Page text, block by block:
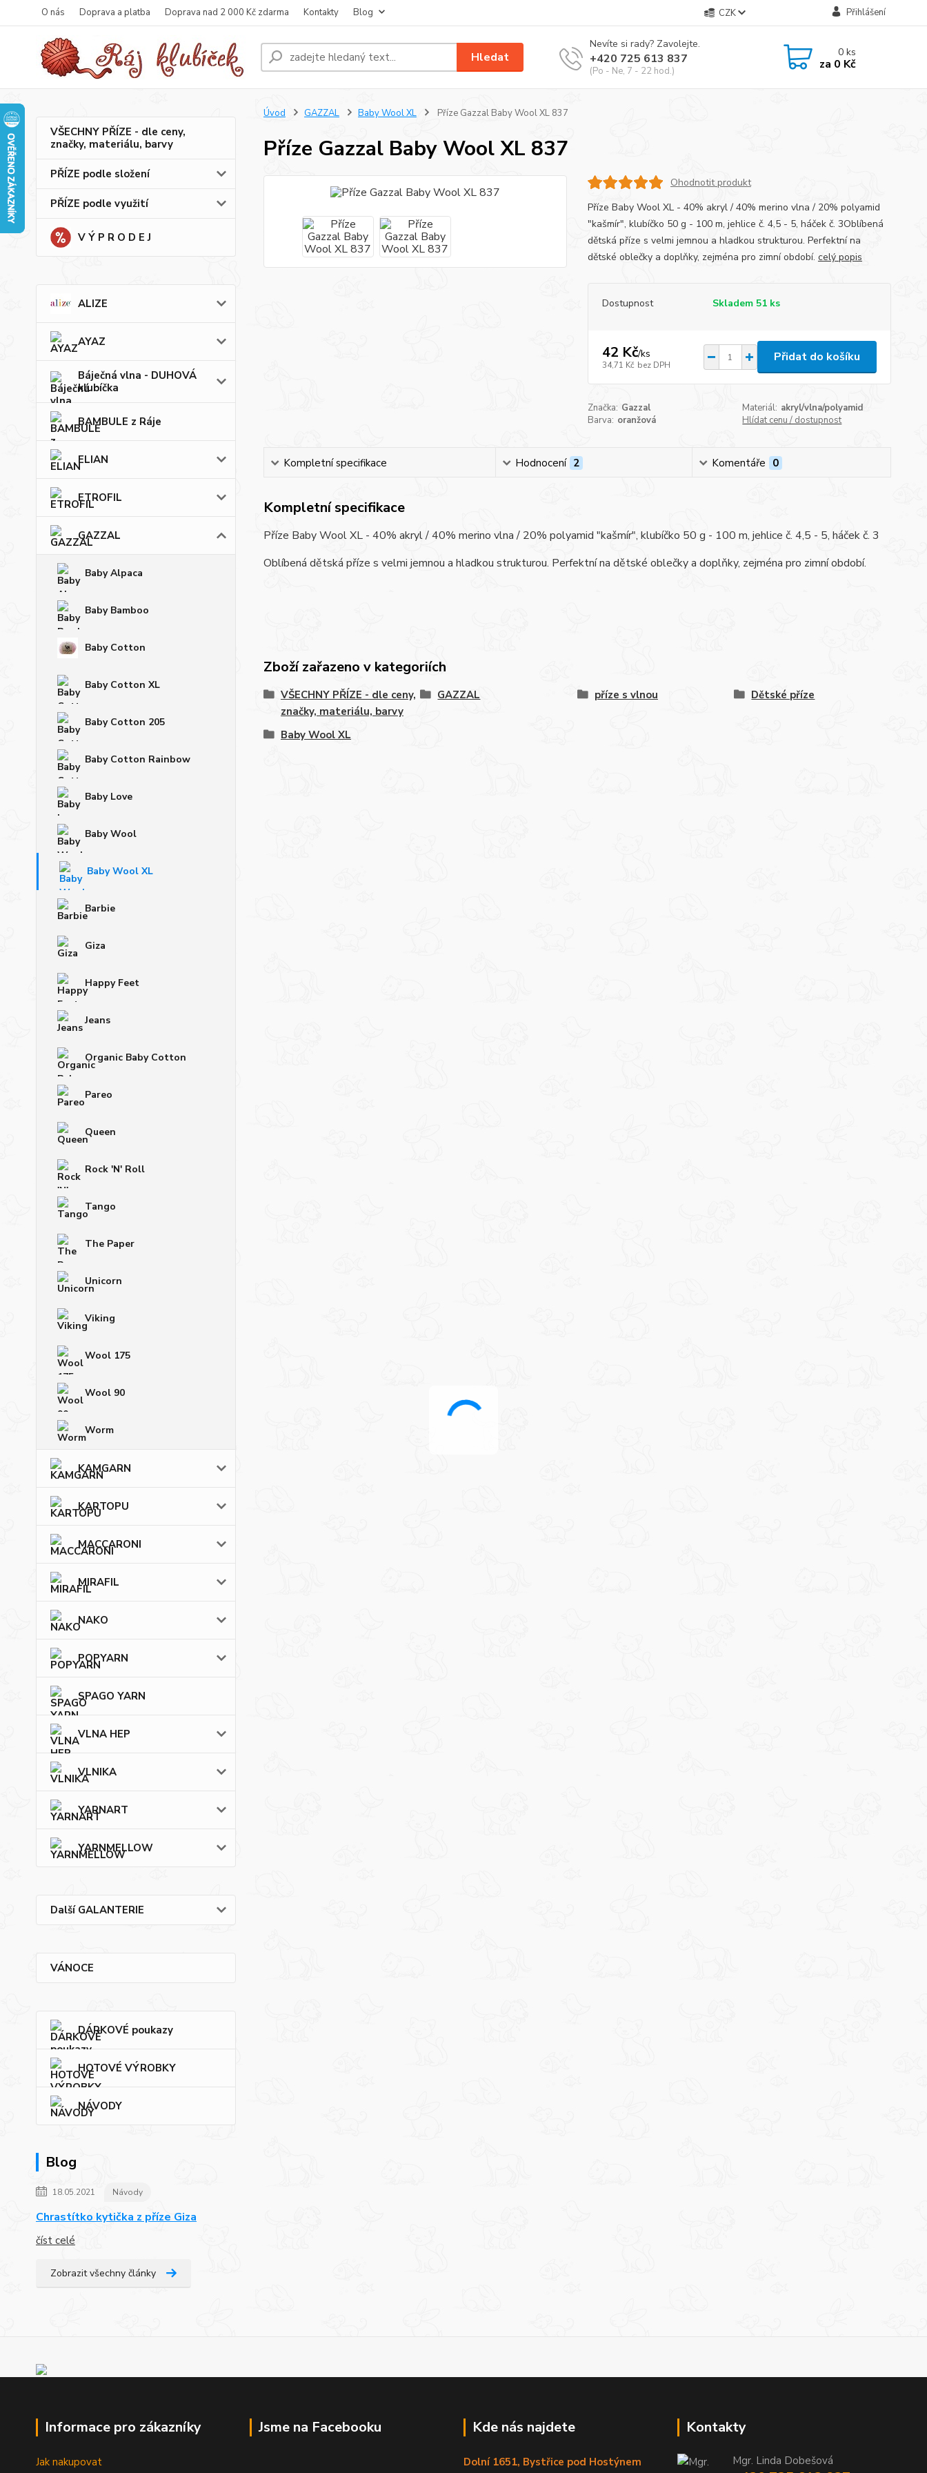
O nás Doprava a platba Doprava nad 2 000 Kč zdarma Kontakty Blog CZK Přihlášení
Hledat
Nevíte si rady? Zavolejte.
+420 725 613 837
(Po - Ne, 7 - 22 hod.)
0ks
za 0 Kč
VŠECHNY PŘÍZE - dle ceny,
značky, materiálu, barvy
PŘÍZE podle složení
PŘÍZE podle využití
V Ý P R O D E J
ALIZE
AYAZ
Báječná vlna - DUHOVÁ
klubíčka
BAMBULE z Ráje
ELIAN
ETROFIL
GAZZAL
Baby Alpaca
Baby Bamboo
Baby Cotton
Baby Cotton XL
Baby Cotton 205
Baby Cotton Rainbow
Baby Love
Baby Wool
Baby Wool XL
Barbie
Giza
Happy Feet
Jeans
Organic Baby Cotton
Pareo
Queen
Rock 'N' Roll
Tango
The Paper
Unicorn
Viking
Wool 175
Wool 90
Worm
KAMGARN
KARTOPU
MACCARONI
MIRAFIL
NAKO
POPYARN
SPAGO YARN
VLNA HEP
VLNIKA
YARNART
YARNMELLOW
Další GALANTERIE
VÁNOCE
DÁRKOVÉ poukazy
HOTOVÉ VÝROBKY
NÁVODY
Blog
18.05.2021 Návody
Chrastítko kytička z příze Giza
číst celé
Zobrazit všechny články
Úvod GAZZAL Baby Wool XL Příze Gazzal Baby Wool XL 837
Příze Gazzal Baby Wool XL 837
Ohodnotit produkt
Příze Baby Wool XL - 40% akryl / 40% merino vlna / 20% polyamid
"kašmír", klubíčko 50 g - 100 m, jehlice č. 4,5 - 5, háček č. 3Oblíbená
dětská příze s velmi jemnou a hladkou strukturou. Perfektní na
dětské oblečky a doplňky, zejména pro zimní období. celý popis
Dostupnost Skladem 51 ks
42 Kč/ks
34,71 Kč bez DPH
Přidat do košíku
Značka: Gazzal Materiál: akryl/vlna/polyamid
Barva: oranžová Hlídat cenu / dostupnost
Kompletní specifikace Hodnocení 2 Komentáře 0
Kompletní specifikace
Příze Baby Wool XL - 40% akryl / 40% merino vlna / 20% polyamid "kašmír", klubíčko 50 g - 100 m, jehlice č. 4,5 - 5, háček č. 3
Oblíbená dětská příze s velmi jemnou a hladkou strukturou. Perfektní na dětské oblečky a doplňky, zejména pro zimní období.
Zboží zařazeno v kategoriích
VŠECHNY PŘÍZE - dle ceny,
značky, materiálu, barvy
GAZZAL příze s vlnou Dětské příze
Baby Wool XL
Informace pro zákazníky
Jak nakupovat
Jsme na Facebooku Kde nás najdete
Dolní 1651, Bystřice pod Hostýnem
Kontakty
Mgr. Linda Dobešová